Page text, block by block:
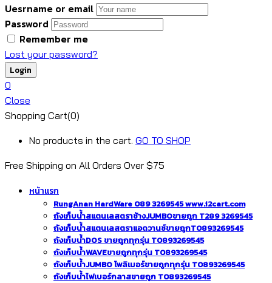
Uesrname or email
Password
Remember me
Lost your password?
0
Close
Shopping Cart(0)
No products in the cart. GO TO SHOP
Free Shipping on All Orders Over $75
หน้าแรก
RungAnan HardWare 089 3269545 www.i2cart.com
ถังเก็บน้ำสแตนเลสตราช้างJUMBOขายถูก T289 3269545
ถังเก็บน้ำสแตนเลสตราแอดวานซ์ขายถูกT0893269545
ถังเก็บน้ำDOS ขายถูกทุกรุ่น T0893269545
ถังเก็บน้ำWAVEขายถูกทุกรุ่น T0893269545
ถังเก็บน้ำJUMBO โพลิเมอร์ขายถูกทุกรุ่น T0893269545
ถังเก็บน้ำไฟเบอร์กลาสขายถูก T0893269545